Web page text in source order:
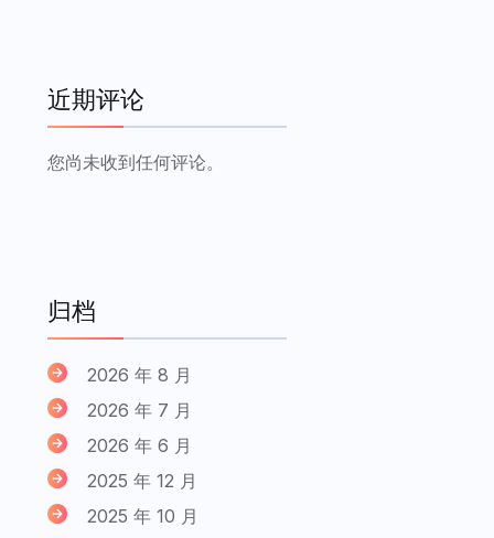
近期评论
您尚未收到任何评论。
归档
2026 年 8 月
2026 年 7 月
2026 年 6 月
2025 年 12 月
2025 年 10 月